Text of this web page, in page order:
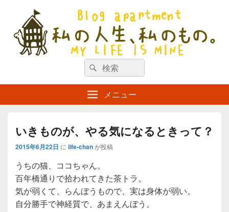
私の人生、私のもの。【新館】
検
索
対
象:
検
索
メニュー
いきものが、やる気になるときって？
2015年6月22日 に life-chanが投稿
うちの猫、ココちゃん。
百年橋通りで拾われてきた茶トラ。
気が弱くて、らんぼうもので、実は身体が弱い。
自分勝手で神経質で、あまえんぼう。